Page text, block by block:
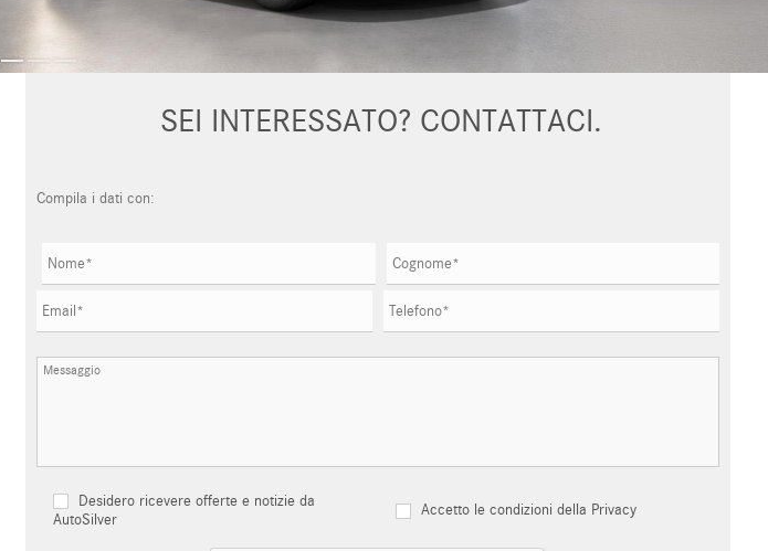
SEI INTERESSATO? CONTATTACI.
Compila i dati con:
Desidero ricevere offerte e notizie da
AutoSilver
Accetto le condizioni della Privacy